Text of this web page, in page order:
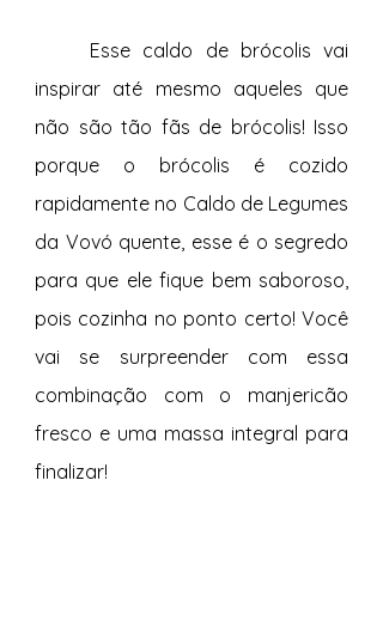
Esse caldo de brócolis vai
inspirar até mesmo aqueles que
não são tão fãs de brócolis! Isso
porque o brócolis é cozido
rapidamente no Caldo de Legumes
da Vovó quente, esse é o segredo
para que ele fique bem saboroso,
pois cozinha no ponto certo! Você
vai se surpreender com essa
combinação com o manjericão
fresco e uma massa integral para
finalizar!